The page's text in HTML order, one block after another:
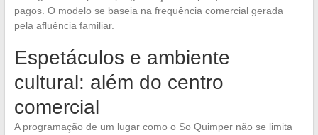
pagos. O modelo se baseia na frequência comercial gerada
pela afluência familiar.
Espetáculos e ambiente
cultural: além do centro
comercial
A programação de um lugar como o So Quimper não se limita